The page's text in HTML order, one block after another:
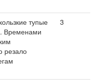
тупые
Временами
резало
3